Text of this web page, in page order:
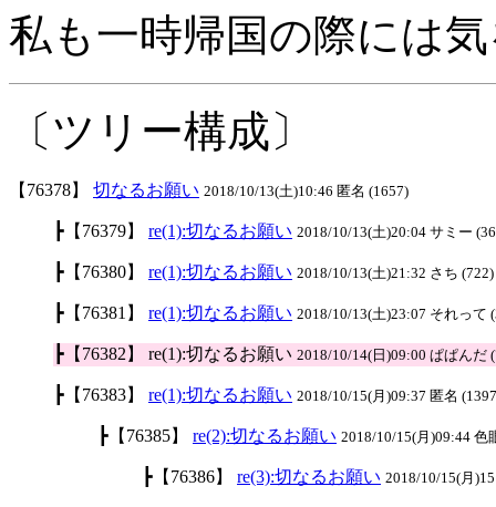
私も一時帰国の際には
〔ツリー構成〕
【76378】 切なるお願い 2018/10/13(土)10:46 匿名 (1657)
┣【76379】 re(1):切なるお願い 2018/10/13(土)20:04 サミー
┣【76380】 re(1):切なるお願い 2018/10/13(土)21:32 さち (722)
┣【76381】 re(1):切なるお願い 2018/10/13(土)23:07 それって
┣【76382】 re(1):切なるお願い 2018/10/14(日)09:00 ぱぱんだ
┣【76383】 re(1):切なるお願い 2018/10/15(月)09:37 匿名
┣【76385】 re(2):切なるお願い 2018/10/15(月)09:44 色
┣【76386】 re(3):切なるお願い 2018/10/15(月